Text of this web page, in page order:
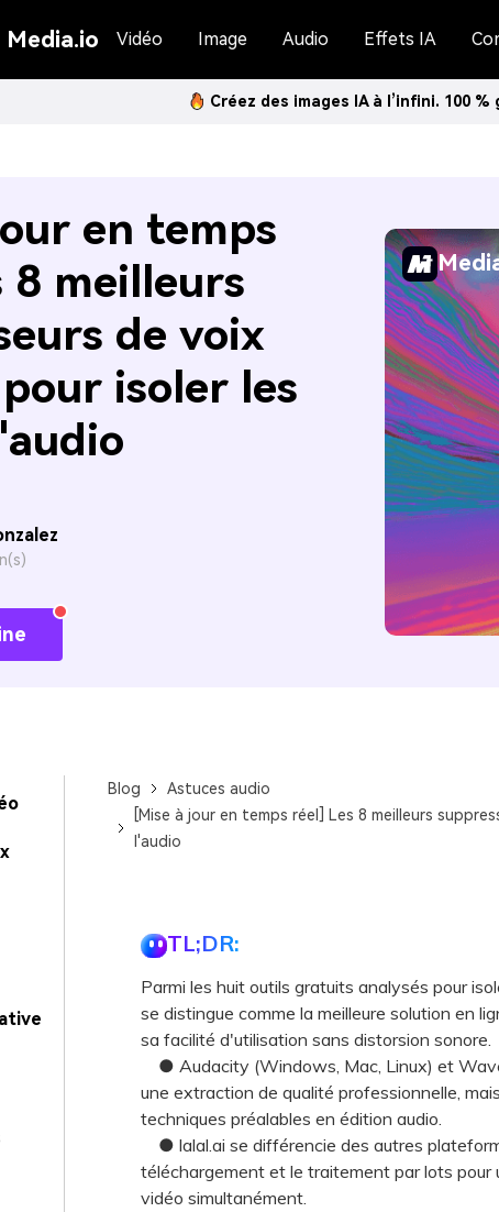
Media.io Vidéo Image Audio Effets IA
Créez des images IA à l’infini. 100
en temps
8 meilleurs
de voix
isoler les
Blog
Astuces audio
[Mise à jour en temps réel] Les 8 meilleurs
l'audio
TL;DR:
Parmi les huit outils gratuits analysés pour
se distingue comme la meilleure solution en
sa facilité d'utilisation sans distorsion sonore.
● Audacity (Windows, Mac, Linux) et
une extraction de qualité professionnelle,
techniques préalables en édition audio.
● lalal.ai se différencie des autres
téléchargement et le traitement par lots pour
vidéo simultanément.